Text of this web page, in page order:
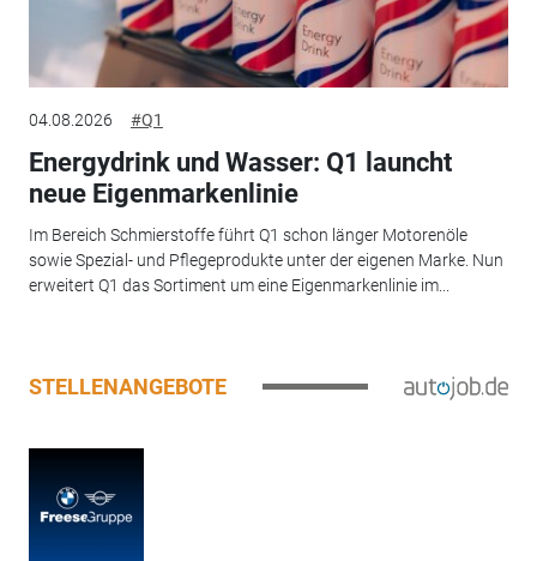
04.08.2026 #Q1
Energydrink und Wasser: Q1 launcht
neue Eigenmarkenlinie
Im Bereich Schmierstoffe führt Q1 schon länger Motorenöle
sowie Spezial- und Pflegeprodukte unter der eigenen Marke. Nun
erweitert Q1 das Sortiment um eine Eigenmarkenlinie im...
STELLENANGEBOTE